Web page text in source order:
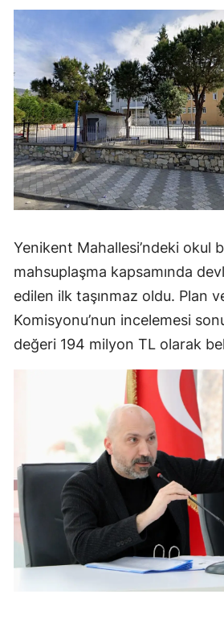
Yenikent Mahallesi’ndeki okul
mahsuplaşma kapsamında
edilen ilk taşınmaz oldu. Plan
Komisyonu’nun incelemesi
değeri 194 milyon TL olarak